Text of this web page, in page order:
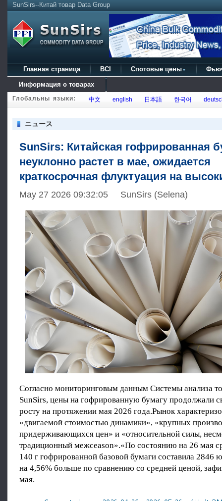
SunSirs--Китай товар Data Group
Главная страница BCI Спотовые цены ▼
Информация о товарах
Глобальны языки: 中文 english 日本語 한국어
ニュース
SunSirs: Китайская гофрированная
неуклонно растет в мае, ожидается
краткосрочная флуктуация на
May 27 2026 09:32:05 SunSirs (Selena)
Согласно мониторинговым данным Системы анализа
SunSirs, цены на гофрированную бумагу продолжали
росту на протяжении мая 2026 года.Рынок
«двигаемой стоимостью динамики», «крупных
придерживающихся цен» и «относительной силы,
традиционный межсеason».«По состоянию на 26 мая
140 г гофрированной базовой бумаги составила 2846
на 4,56% больше по сравнению со средней ценой,
мая.